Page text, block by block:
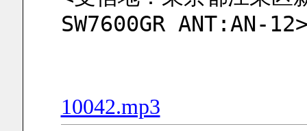
SW7600GR ANT:AN-
10042.mp3